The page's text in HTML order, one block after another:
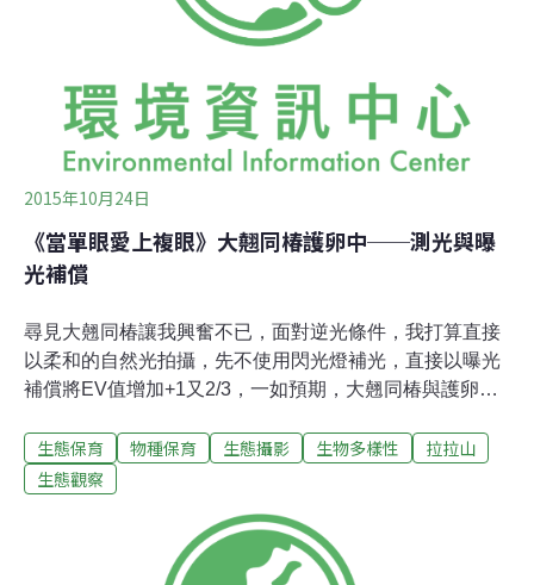
遊產業的蓬勃發展，更可與市府推動的國家風景特定區計
畫相結合；目前巨木區未收費，將來蛻變設國家森林遊樂
2015年10月24日
《當單眼愛上複眼》大翹同椿護卵中──測光與曝
光補償
尋見大翹同椿讓我興奮不已，面對逆光條件，我打算直接
以柔和的自然光拍攝，先不使用閃光燈補光，直接以曝光
補償將EV值增加+1又2/3，一如預期，大翹同椿與護卵的
性。（桃園拉拉山）Nikon D300，60mm微距鏡頭，快門
優先，光圈f/4，快門1/160秒。（ISO400，曝光補償+1又
中海拔原始針闊葉混合林間，枝葉縫隙成為它的遊戲場，
我行走在拉拉山神木區步道上，只能任它擺布光線，我的
生態保育 物種保育 生態攝影 生物多樣性
拉拉山
生態觀察